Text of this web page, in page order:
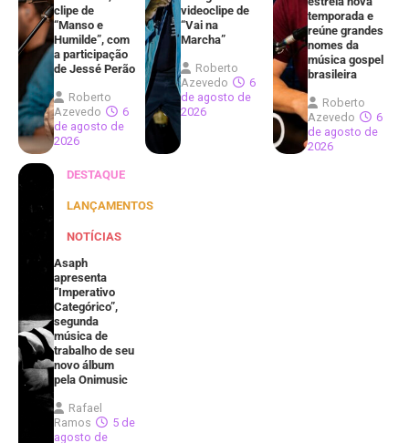
clipe de
“Manso e
Humilde”, com
a participação
de Jessé Perão
Roberto
Azevedo
6
de agosto de
2026
videoclipe de
“Vai na
Marcha”
Roberto
Azevedo
6
de agosto de
2026
temporada e
reúne grandes
nomes da
música gospel
brasileira
Roberto
Azevedo
6
de agosto de
2026
DESTAQUE
LANÇAMENTOS
NOTÍCIAS
Asaph
apresenta
“Imperativo
Categórico”,
segunda
música de
trabalho de seu
novo álbum
pela Onimusic
Rafael
Ramos
5 de
agosto de